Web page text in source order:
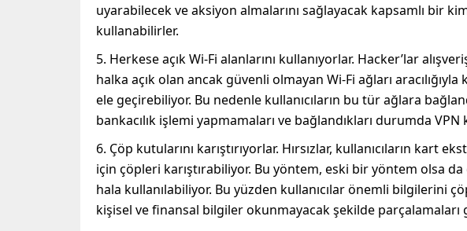
uyarabilecek ve aksiyon almalarını sağlayacak kapsamlı bir
kullanabilirler.
5. Herkese açık Wi-Fi alanlarını kullanıyorlar. Hacker’lar
halka açık olan ancak güvenli olmayan Wi-Fi ağları
ele geçirebiliyor. Bu nedenle kullanıcıların bu tür ağlara
bankacılık işlemi yapmamaları ve bağlandıkları durumda
6. Çöp kutularını karıştırıyorlar. Hırsızlar, kullanıcıların kart
için çöpleri karıştırabiliyor. Bu yöntem, eski bir yöntem olsa
hala kullanılabiliyor. Bu yüzden kullanıcılar önemli bilgilerini
kişisel ve finansal bilgiler okunmayacak şekilde parçalamaları